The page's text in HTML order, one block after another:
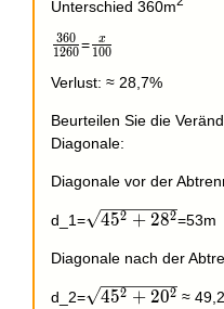
Unterschied 360m
\frac{360}
1260
360 =\frac{x}
100
x
Verlust: ≈ 28,7%
Beurteilen Sie die
Diagonale:
Diagonale vor der
d_1= 452 + 282=53m
Diagonale nach der
d_2= 452 + 202 ≈